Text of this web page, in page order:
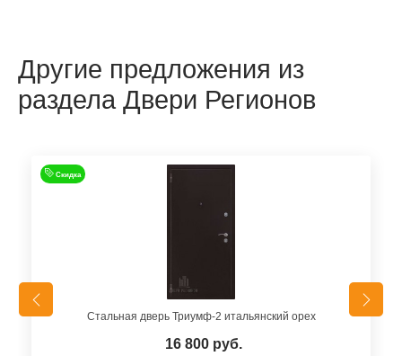
Другие предложения из
раздела Двери Регионов
Скидка
Стальная дверь Триумф-2 итальянский орех
16 800 руб.